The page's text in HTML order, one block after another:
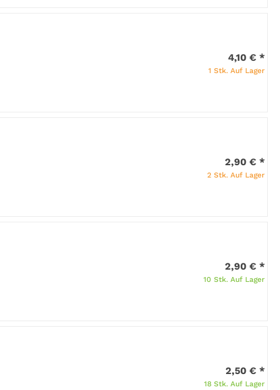
4,10 € *
1 Stk. Auf Lager
2,90 € *
2 Stk. Auf Lager
2,90 € *
10 Stk. Auf Lager
2,50 € *
18 Stk. Auf Lager